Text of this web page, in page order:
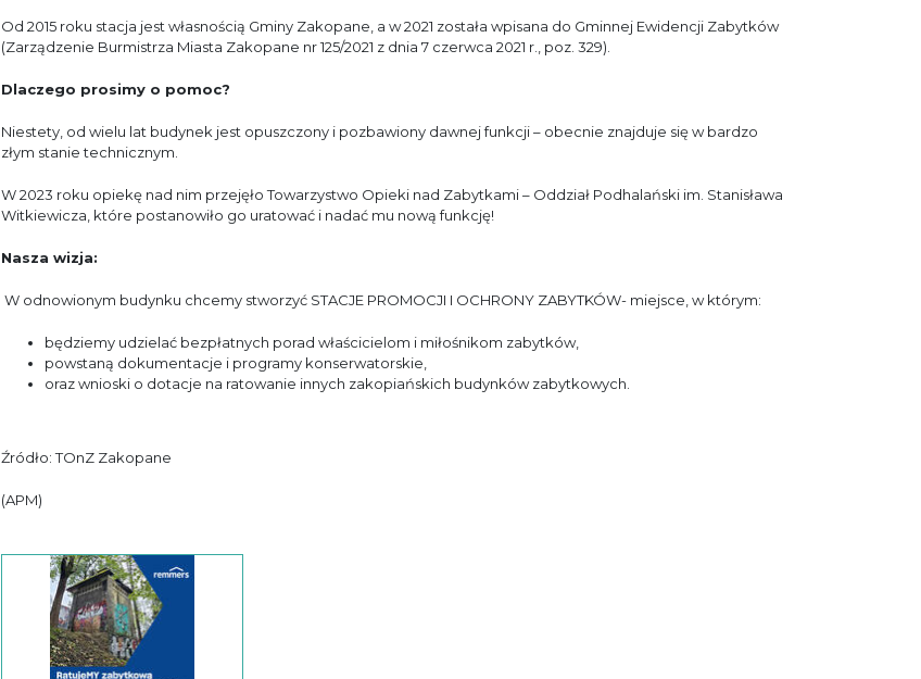
Od 2015 roku stacja jest własnością Gminy Zakopane, a w 2021 została wpisana do Gminnej Ewidencji Zabytków
(Zarządzenie Burmistrza Miasta Zakopane nr 125/2021 z dnia 7 czerwca 2021 r., poz. 329).
Dlaczego prosimy o pomoc?
Niestety, od wielu lat budynek jest opuszczony i pozbawiony dawnej funkcji – obecnie znajduje się w bardzo
złym stanie technicznym.
W 2023 roku opiekę nad nim przejęło Towarzystwo Opieki nad Zabytkami – Oddział Podhalański im. Stanisława
Witkiewicza, które postanowiło go uratować i nadać mu nową funkcję!
Nasza wizja:
W odnowionym budynku chcemy stworzyć STACJE PROMOCJI I OCHRONY ZABYTKÓW- miejsce, w którym:
będziemy udzielać bezpłatnych porad właścicielom i miłośnikom zabytków,
powstaną dokumentacje i programy konserwatorskie,
oraz wnioski o dotacje na ratowanie innych zakopiańskich budynków zabytkowych.
Źródło: TOnZ Zakopane
(APM)